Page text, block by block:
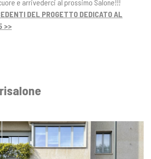
e arrivederci al prossimo Salone!!!
DEL PROGETTO DEDICATO AL
>>